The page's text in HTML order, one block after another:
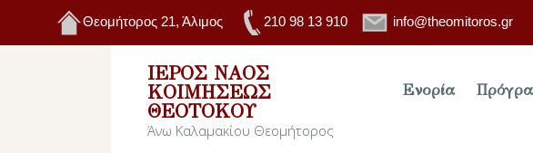
Θεομήτορος 21, Άλιμος 210 98 13 910 info@theomitoros.gr
ΙΕΡΌΣ ΝΑΌΣ
ΚΟΙΜΉΣΕΩΣ
ΘΕΟΤΌΚΟΥ
Άνω Καλαμακίου Θεομήτορος
Ενορία